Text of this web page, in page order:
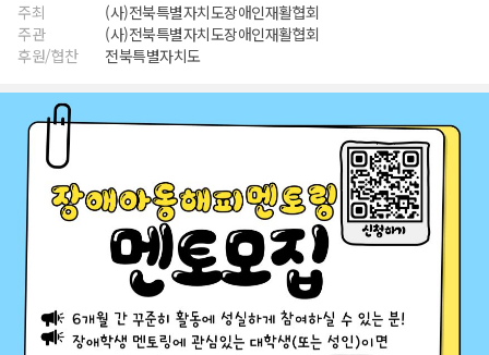
주최
(사)전북특별자치도장애인재활협회
주관
(사)전북특별자치도장애인재활협회
후원/협찬
전북특별자치도